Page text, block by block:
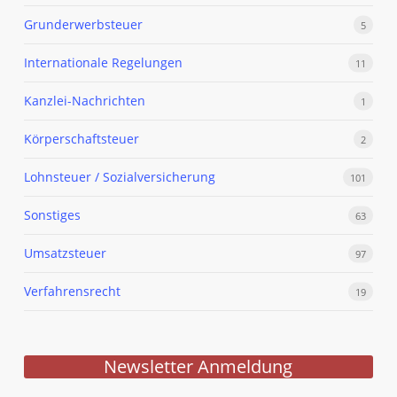
Grunderwerbsteuer 5
Internationale Regelungen 11
Kanzlei-Nachrichten 1
Körperschaftsteuer 2
Lohnsteuer / Sozialversicherung 101
Sonstiges 63
Umsatzsteuer 97
Verfahrensrecht 19
Newsletter Anmeldung